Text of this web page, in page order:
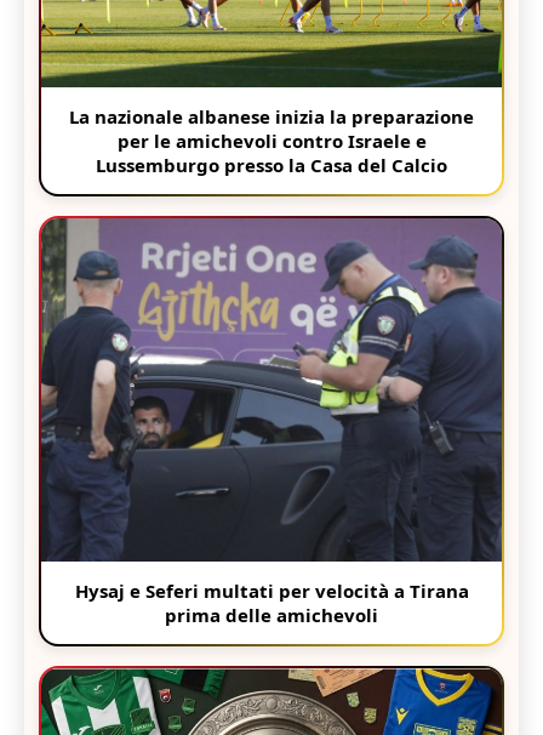
La nazionale albanese inizia la preparazione
per le amichevoli contro Israele e
Lussemburgo presso la Casa del Calcio
Hysaj e Seferi multati per velocità a Tirana
prima delle amichevoli